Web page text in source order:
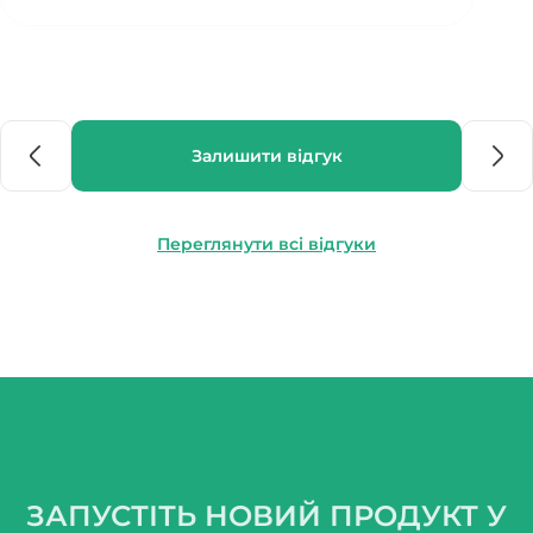
Залишити відгук
Переглянути всі відгуки
ЗАПУСТІТЬ НОВИЙ ПРОДУКТ У